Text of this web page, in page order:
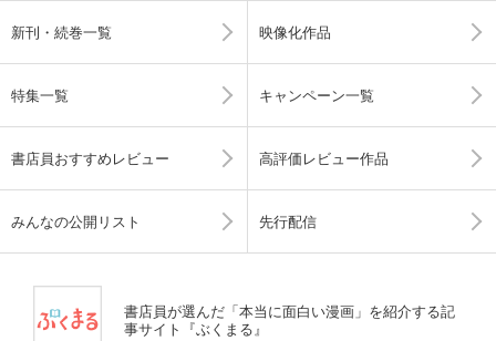
新刊・続巻一覧 映像化作品
特集一覧 キャンペーン一覧
書店員おすすめレビュー 高評価レビュー作品
みんなの公開リスト 先行配信
書店員が選んだ「本当に面白い漫画」を紹介する記
事サイト『ぶくまる』